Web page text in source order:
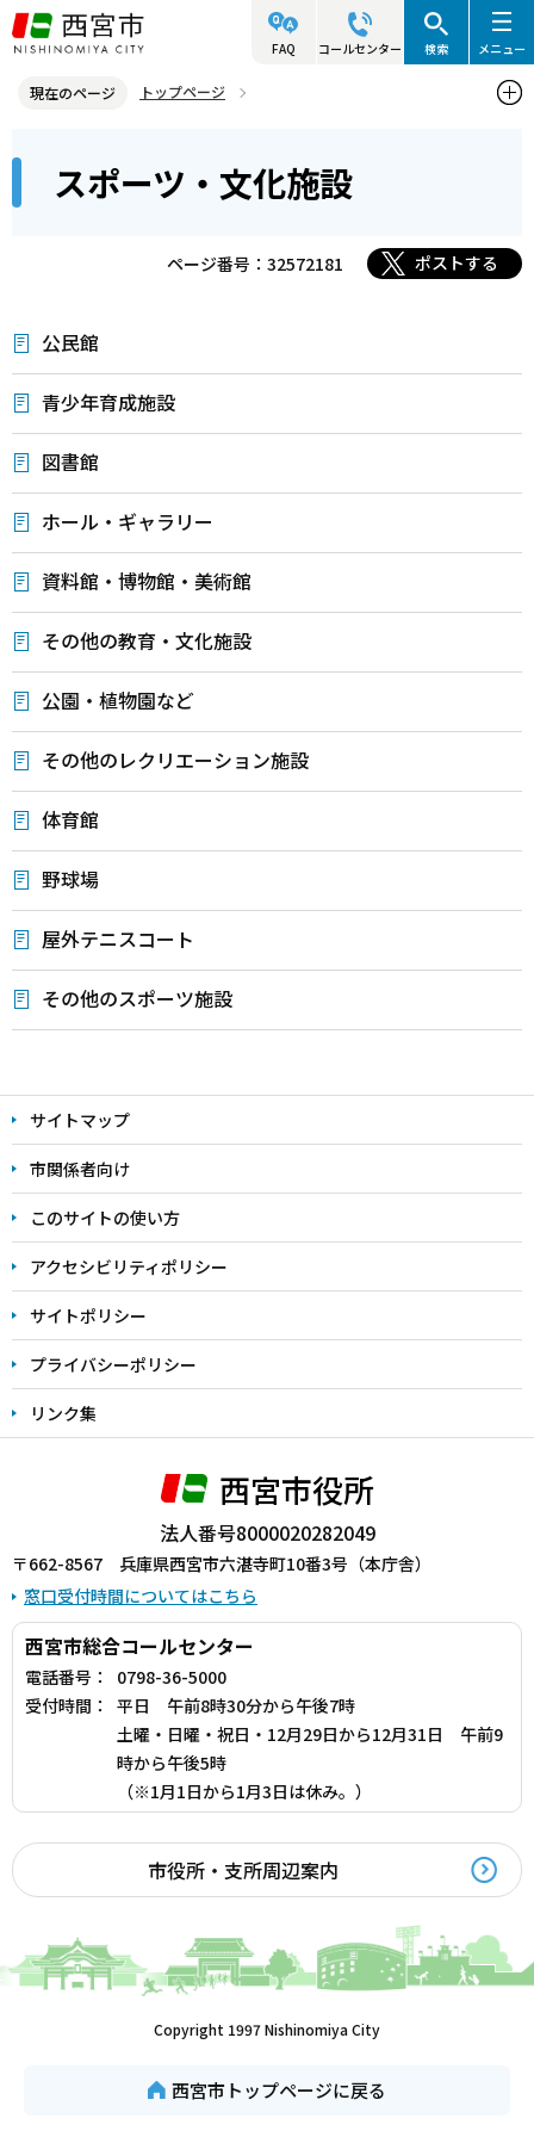
こ
の
ジ
先
FAQ コールセンター 検索 メニュー
現在のページ
トップページ
西宮市の施設一覧(住所・地図)
スポーツ・文化施設
こ
スポーツ・文化施設
ページ番号：32572181 ポストする
公民館
青少年育成施設
図書館
ホール・ギャラリー
資料館・博物館・美術館
その他の教育・文化施設
公園・植物園など
その他のレクリエーション施設
体育館
野球場
屋外テニスコート
その他のスポーツ施設
文
こ
こ
ま
で
サイトマップ
市関係者向け
このサイトの使い方
アクセシビリティポリシー
サイトポリシー
プライバシーポリシー
リンク集
西宮市役所
法人番号8000020282049
〒662-8567 兵庫県西宮市六湛寺町10番3号（本庁舎）
窓口受付時間についてはこちら
西宮市総合コールセンター
電話番号：
0798-36-5000
受付時間：
平日 午前8時30分から午後7時
土曜・日曜・祝日・12月29日から12月31日 午前9
時から午後5時
（※1月1日から1月3日は休み。）
市役所・支所周辺案内
Copyright 1997 Nishinomiya City
西宮市トップページに戻る